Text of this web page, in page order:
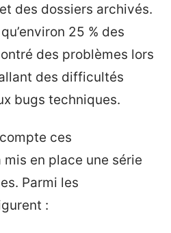
des dossiers archivés.
25 % des
des problèmes lors
des difficultés
bugs techniques.
ces
en place une série
Parmi les
: